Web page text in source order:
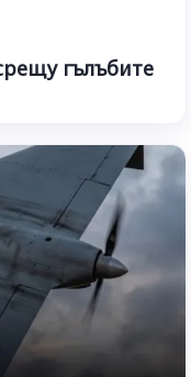
гълъбите